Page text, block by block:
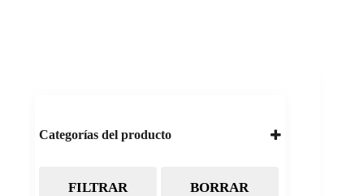
Categorías del producto
Almacenamiento
FILTRAR BORRAR